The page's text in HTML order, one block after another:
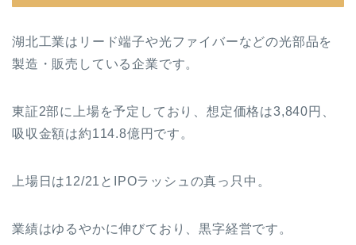
湖北工業はリード端子や光ファイバーなどの光部品を
製造・販売している企業です。
東証2部に上場を予定しており、想定価格は3,840円、
吸収金額は約114.8億円です。
上場日は12/21とIPOラッシュの真っ只中。
業績はゆるやかに伸びており、黒字経営です。